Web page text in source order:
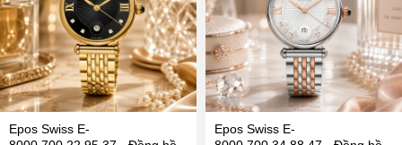
Epos Swiss E-
Epos Swiss E-